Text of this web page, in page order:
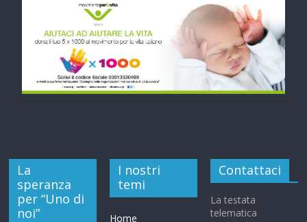
La
speranza
per “Uno di
noi”
I nostri
temi
Home
Contattaci
La testata
telematica